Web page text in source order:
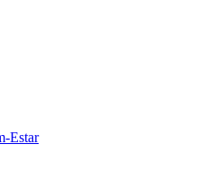
Estar